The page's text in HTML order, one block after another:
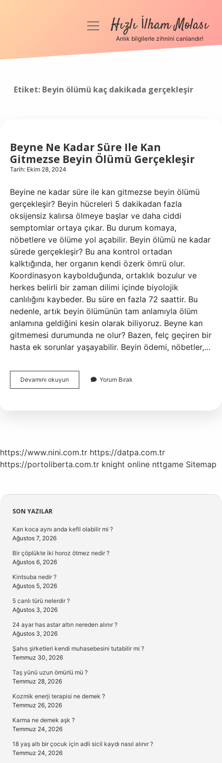
Anasayfa
menüyüHızlı İlham Molası
Anlık bilgilerle zihnini canlandır!
Etiket: Beyin ölümü kaç dakikada gerçekleşir
Beyne Ne Kadar Süre Ile Kan
Gitmezse Beyin Ölümü Gerçekleşir
Tarih: Ekim 28, 2024
Beyine ne kadar süre ile kan gitmezse beyin ölümü
gerçekleşir? Beyin hücreleri 5 dakikadan fazla
oksijensiz kalırsa ölmeye başlar ve daha ciddi
semptomlar ortaya çıkar. Bu durum komaya,
nöbetlere ve ölüme yol açabilir. Beyin ölümü ne kadar
sürede gerçekleşir? Bu ana kontrol ortadan
kalktığında, her organın kendi özerk ömrü olur.
Koordinasyon kaybolduğunda, ortaklık bozulur ve
herkes belirli bir zaman dilimi içinde biyolojik
canlılığını kaybeder. Bu süre en fazla 72 saattir. Bu
nedenle, artık beyin ölümünün tam anlamıyla ölüm
anlamına geldiğini kesin olarak biliyoruz. Beyne kan
gitmemesi durumunda ne olur? Bazen, felç geçiren bir
hasta ek sorunlar yaşayabilir. Beyin ödemi, nöbetler,…
Devamını okuyun
Ne
Ölümü
Yorum Bırak
https://www.nini.com.tr https://datpa.com.tr
https://portoliberta.com.tr knight online nttgame Sitemap
Sidebar
SON YAZILAR
Karı koca aynı anda kefil olabilir mi ?
Ağustos 7, 2026
Bir çöplükte iki horoz ötmez nedir ?
Ağustos 6, 2026
Kintsuba nedir ?
Ağustos 5, 2026
5 canlı türü nelerdir ?
Ağustos 3, 2026
24 ayar has astar altın nereden alınır ?
Ağustos 3, 2026
Şahıs şirketleri kendi muhasebesini tutabilir mi ?
Temmuz 30, 2026
Taş yünü uzun ömürlü mü ?
Temmuz 28, 2026
Kozmik enerji terapisi ne demek ?
Temmuz 26, 2026
Karma ne demek aşk ?
Temmuz 24, 2026
18 yaş altı bir çocuk için adli sicil kaydı nasıl alınır ?
Temmuz 24, 2026